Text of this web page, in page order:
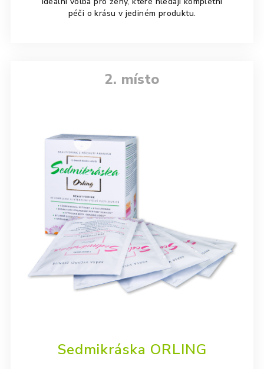
péči o krásu v jediném produktu.
2. místo
Sedmikráska ORLING